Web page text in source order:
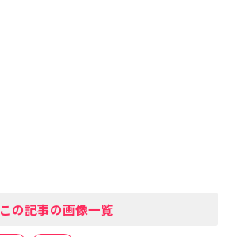
この記事の画像一覧